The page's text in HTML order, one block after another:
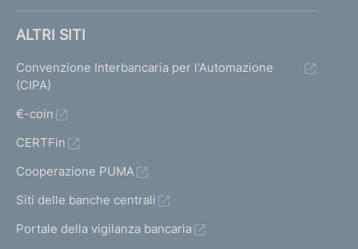
ALTRI SITI
Convenzione Interbancaria per l'Automazione
(CIPA)
€-coin
CERTFin
Cooperazione PUMA
Siti delle banche centrali
Portale della vigilanza bancaria